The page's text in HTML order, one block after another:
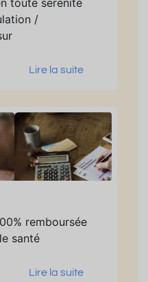
toute sérénité
/
Lire la suite
remboursée
santé
Lire la suite